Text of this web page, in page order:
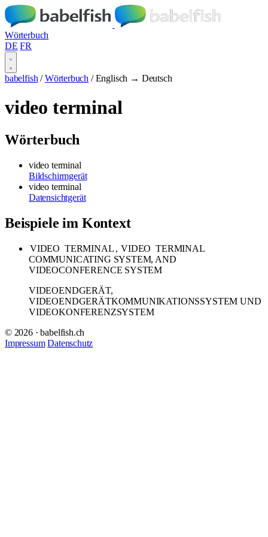
Wörterbuch
DE FR
babelfish / Wörterbuch / Englisch → Deutsch
video terminal
Wörterbuch
video terminal
Bildschirmgerät
video terminal
Datensichtgerät
Beispiele im Kontext
VIDEO TERMINAL , VIDEO TERMINAL
COMMUNICATING SYSTEM, AND
VIDEOCONFERENCE SYSTEM
VIDEOENDGERÄT,
VIDEOENDGERÄTKOMMUNIKATIONSSYSTEM UND
VIDEOKONFERENZSYSTEM
© 2026 · babelfish.ch
Impressum Datenschutz